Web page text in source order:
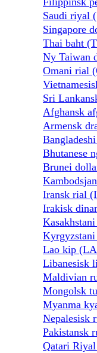
Saudi riyal
Singapore
Thai baht
Ny Taiwan
Omani rial
Sri
Afghansk
Armensk
Bhutanese
Brunei
Iransk rial
Irakisk
Lao kip
Libanesisk
Maldivian
Mongolsk
Myanma
Nepalesisk
Pakistansk
Qatari